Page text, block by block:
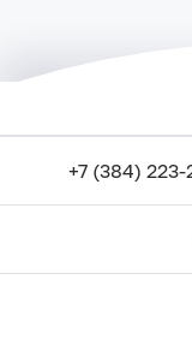
+7 (384) 223-